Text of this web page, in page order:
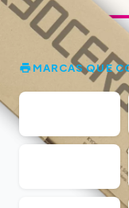
MARCAS QUE